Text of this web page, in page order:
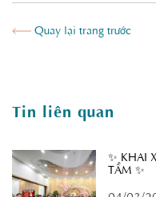
Quay lại trang trước
Tin liên quan
✨ KHAI
TẦM ✨